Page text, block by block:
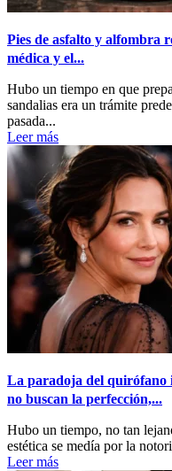
Pies de asfalto y alfombra
médica y el...
Hubo un tiempo en que
sandalias era un trámite
pasada...
Leer más
La paradoja del quirófano
no buscan la perfección,...
Hubo un tiempo, no tan
estética se medía por la
Leer más